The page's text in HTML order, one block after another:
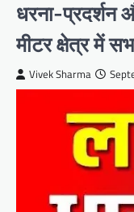
धरना-
मीटर क्षेत्र में
Vivek Sharma